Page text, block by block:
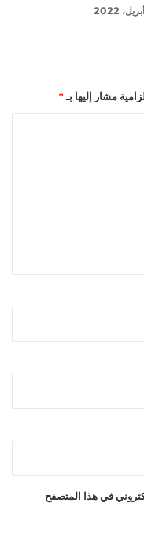
مشار إليها بـ*
في هذا المتصفح